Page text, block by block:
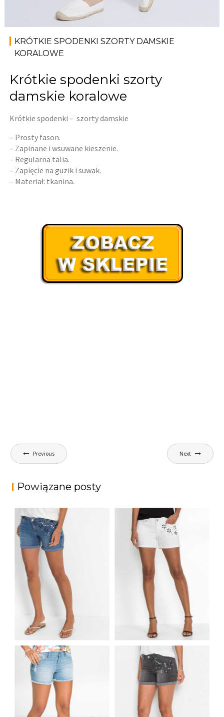
KRÓTKIE SPODENKI SZORTY DAMSKIE
KORALOWE
Krótkie spodenki szorty
damskie koralowe
Krótkie spodenki – szorty damskie
– Prosty fason.
– Zapinane i wsuwane kieszenie.
– Regularna talia.
– Zapięcie na guzik i suwak.
– Materiał: tkanina.
Nawigacja
wpisu
Previous Next
Powiązane posty
JEANSOWE SZORTY
DAMSKIE W KWIATY
BIAŁE
JEANSOWE SZORTY
DAMSKIE W KWIATY
NIEBIESKIE